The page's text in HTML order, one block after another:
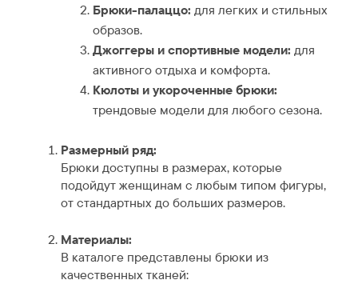
Брюки-палаццо: для легких и стильных
образов.
Джоггеры и спортивные модели: для
активного отдыха и комфорта.
Кюлоты и укороченные брюки:
трендовые модели для любого сезона.
Размерный ряд:
Брюки доступны в размерах, которые
подойдут женщинам с любым типом фигуры,
от стандартных до больших размеров.
Материалы:
В каталоге представлены брюки из
качественных тканей: